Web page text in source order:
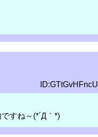
ID:GTtGvHFncU
すね～(*´Д｀*)